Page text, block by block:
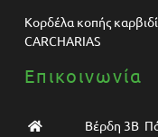
Κορδέλα κοπής
CARCHARIAS
Επικοινωνία
Βέρδη 3Β